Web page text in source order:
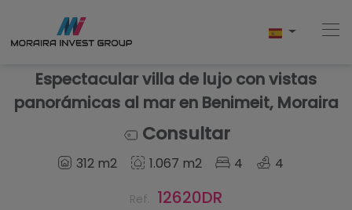
Comprar
Espectacular villa de lujo con vistas
panorámicas al mar en Benimeit, Moraira
Consultar
312 m2 1.067 m2 4 4
Ref. 12620DR